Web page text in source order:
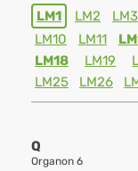
LM1 LM2 LM3
LM10
LM11
LM18
LM19
LM25
LM26
Q
Organon 6